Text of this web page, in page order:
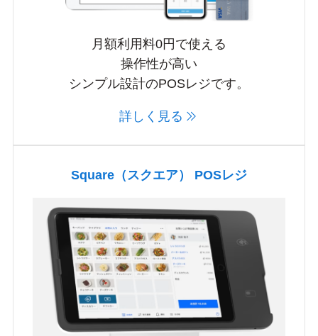
月額利用料0円で使える
操作性が高い
シンプル設計のPOSレジです。
詳しく見る
Square（スクエア） POSレジ